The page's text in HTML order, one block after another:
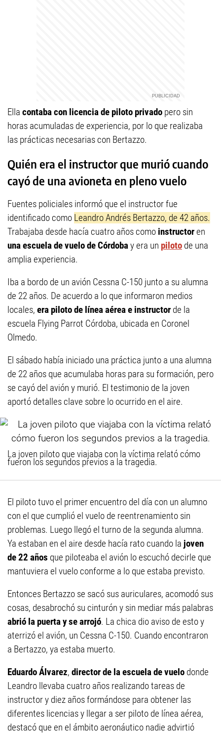
Ella contaba con licencia de piloto privado pero sin
horas acumuladas de experiencia, por lo que realizaba
las prácticas necesarias con Bertazzo.
Quién era el instructor que murió cuando
cayó de una avioneta en pleno vuelo
Fuentes policiales informó que el instructor fue
identificado como Leandro Andrés Bertazzo, de 42 años.
Trabajaba desde hacía cuatro años como instructoren
una escuela de vuelo de Córdobay era un piloto de una
amplia experiencia.
Iba a bordo de un avión Cessna C-150 junto a su alumna
de 22 años. De acuerdo a lo que informaron medios
locales, era piloto de línea aérea e instructor de la
escuela Flying Parrot Córdoba, ubicada en Coronel
Olmedo.
El sábado había iniciado una práctica junto a una alumna
de 22 años que acumulaba horas para su formación, pero
se cayó del avión y murió. El testimonio de la joven
aportó detalles clave sobre lo ocurrido en el aire.
La joven piloto que viajaba con la víctima relató cómo
fueron los segundos previos a la tragedia.
El piloto tuvo el primer encuentro del día con un alumno
con el que cumplió el vuelo de reentrenamiento sin
problemas. Luego llegó el turno de la segunda alumna.
Ya estaban en el aire desde hacía rato cuando la joven
de 22 años que piloteaba el avión lo escuchó decirle que
mantuviera el vuelo conforme a lo que estaba previsto.
Entonces Bertazzo se sacó sus auriculares, acomodó sus
cosas, desabrochó su cinturón y sin mediar más palabras
abrió la puerta y se arrojó. La chica dio aviso de esto y
aterrizó el avión, un Cessna C-150. Cuando encontraron
a Bertazzo, ya estaba muerto.
Eduardo Álvarez, director de la escuela de vuelo donde
Leandro llevaba cuatro años realizando tareas de
instructor y diez años formándose para obtener las
diferentes licencias y llegar a ser piloto de línea aérea,
destacó que en el ámbito aeronáutico nadie advirtió